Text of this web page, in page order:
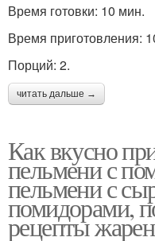
Время готовки: 10 мин.
Время приготовления:
Порций: 2.
читать дальше →
Как вкусно
пельмени с
пельмени с
помидорами,
рецепты